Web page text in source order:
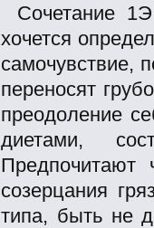
Сочетание
хочется
самочувствие,
переносят
преодоление
диетами,
Предпочитают
созерцания
типа, быть не